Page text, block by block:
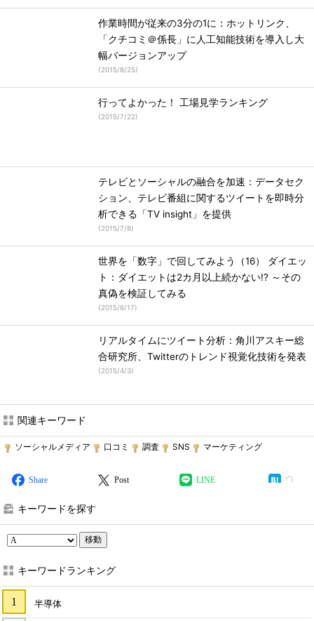
作業時間が従来の3分の1に：ホットリンク、
「クチコミ＠係長」に人工知能技術を導入し大
幅バージョンアップ
(2015/8/25)
行ってよかった！ 工場見学ランキング
(2015/7/22)
テレビとソーシャルの融合を加速：データセク
ション、テレビ番組に関するツイートを即時分
析できる「TV insight」を提供
(2015/7/8)
世界を「数字」で回してみよう（16） ダイエッ
ト：ダイエットは2カ月以上続かない!? ～その
真偽を検証してみる
(2015/6/17)
リアルタイムにツイート分析：角川アスキー総
合研究所、Twitterのトレンド視覚化技術を発表
(2015/4/3)
関連キーワード
ソーシャルメディア 口コミ 調査 SNS マーケティング
Share Post LINE
キーワードを探す
移動
キーワードランキング
半導体